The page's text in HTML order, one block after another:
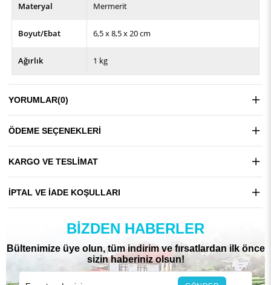
Materyal Mermerit
Boyut/Ebat 6,5 x 8,5 x 20 cm
Ağırlık 1 kg
YORUMLAR(0)
ÖDEME SEÇENEKLERI
KARGO VE TESLIMAT
İPTAL VE İADE KOŞULLARI
BIZDEN HABERLER
Bültenimize üye olun, tüm indirim ve fırsatlardan ilk önce
sizin haberiniz olsun!